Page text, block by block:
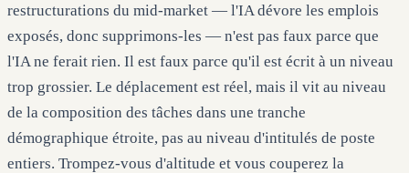
restructurations du mid-market — l'IA dévore les emplois
exposés, donc supprimons-les — n'est pas faux parce que
l'IA ne ferait rien. Il est faux parce qu'il est écrit à un niveau
trop grossier. Le déplacement est réel, mais il vit au niveau
de la composition des tâches dans une tranche
démographique étroite, pas au niveau d'intitulés de poste
entiers. Trompez-vous d'altitude et vous couperez la